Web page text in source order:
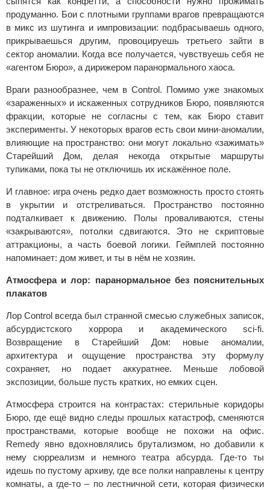
продуманно. Бои с плотными группами врагов превращаются
в микс из шутинга и импровизации: подбрасываешь одного,
прикрываешься другим, провоцируешь третьего зайти в
сектор аномалии. Когда все получается, чувствуешь себя не
«агентом Бюро», а дирижером паранормального хаоса.
Враги разнообразнее, чем в Control. Помимо уже знакомых
«зараженных» и искаженных сотрудников Бюро, появляются
фракции, которые не согласны с тем, как Бюро ставит
эксперименты. У некоторых врагов есть свои мини-аномалии,
влияющие на пространство: они могут локально «зажимать»
Старейший Дом, делая некогда открытые маршруты
тупиками, пока ты не отключишь их искажённое поле.
И главное: игра очень редко дает возможность просто стоять
в укрытии и отстреливаться. Пространство постоянно
подталкивает к движению. Полы проваливаются, стены
«закрываются», потолки сдвигаются. Это не скриптовые
аттракционы, а часть боевой логики. Геймплей постоянно
напоминает: дом живет, и ты в нём не хозяин.
Атмосфера и лор: паранормальное без пояснительных
плакатов
Лор Control всегда был странной смесью служебных записок,
абсурдистского хоррора и академического sci-fi.
Возвращение в Старейший Дом: новые аномалии,
архитектура и ощущение пространства эту формулу
сохраняет, но подает аккуратнее. Меньше лобовой
экспозиции, больше пусть кратких, но емких сцен.
Атмосфера строится на контрастах: стерильные коридоры
Бюро, где ещё видно следы прошлых катастроф, сменяются
пространствами, которые вообще не похожи на офис.
Remedy явно вдохновлялись брутализмом, но добавили к
нему сюрреализм и немного театра абсурда. Где-то ты
идешь по пустому архиву, где все полки направлены к центру
комнаты, а где-то – по лестничной сети, которая физически